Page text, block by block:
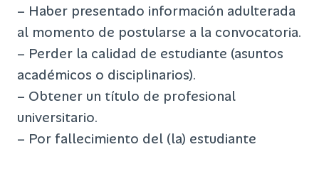
– Haber presentado información adulterada
al momento de postularse a la convocatoria.
– Perder la calidad de estudiante (asuntos
académicos o disciplinarios).
– Obtener un título de profesional
universitario.
– Por fallecimiento del (la) estudiante